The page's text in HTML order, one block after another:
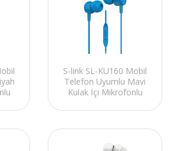
S-link SL-KU160 Mobil
Telefon Uyumlu Mavi
Kulak İçi Mikrofonlu